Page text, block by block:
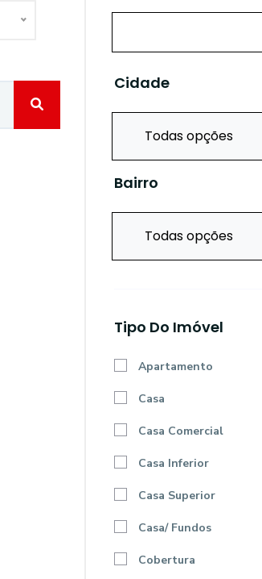
Cidade
Todas opções
Bairro
Todas opções
Tipo Do Imóvel
Apartamento
Casa
Casa Comercial
Casa Inferior
Casa Superior
Casa/ Fundos
Cobertura